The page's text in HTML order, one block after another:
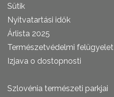
Sütik
Nyitvatartási idők
Árlista 2025
Természetvédelmi felügyelet
Izjava o dostopnosti
Szlovénia természeti parkjai